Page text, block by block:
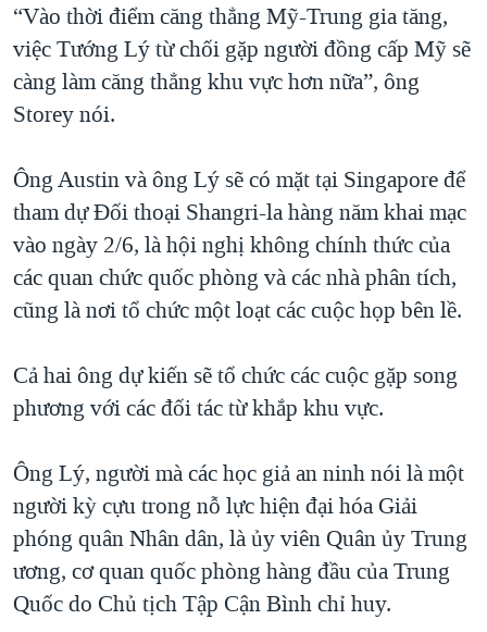
“Vào thời điểm căng thẳng Mỹ-Trung gia tăng,
việc Tướng Lý từ chối gặp người đồng cấp Mỹ sẽ
càng làm căng thẳng khu vực hơn nữa”, ông
Storey nói.
Ông Austin và ông Lý sẽ có mặt tại Singapore để
tham dự Đối thoại Shangri-la hàng năm khai mạc
vào ngày 2/6, là hội nghị không chính thức của
các quan chức quốc phòng và các nhà phân tích,
cũng là nơi tổ chức một loạt các cuộc họp bên lề.
Cả hai ông dự kiến sẽ tổ chức các cuộc gặp song
phương với các đối tác từ khắp khu vực.
Ông Lý, người mà các học giả an ninh nói là một
người kỳ cựu trong nỗ lực hiện đại hóa Giải
phóng quân Nhân dân, là ủy viên Quân ủy Trung
ương, cơ quan quốc phòng hàng đầu của Trung
Quốc do Chủ tịch Tập Cận Bình chỉ huy.